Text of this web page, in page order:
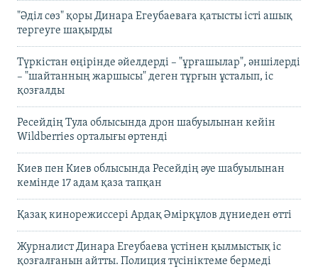
"Әділ сөз" қоры Динара Егеубаеваға қатысты істі ашық
тергеуге шақырды
Түркістан өңірінде әйелдерді – "ұрғашылар", әншілерді
– "шайтанның жаршысы" деген тұрғын ұсталып, іс
қозғалды
Ресейдің Тула облысында дрон шабуылынан кейін
Wildberries орталығы өртенді
Киев пен Киев облысында Ресейдің әуе шабуылынан
кемінде 17 адам қаза тапқан
Қазақ кинорежиссері Ардақ Әмірқұлов дүниеден өтті
Журналист Динара Егеубаева үстінен қылмыстық іс
қозғалғанын айтты. Полиция түсініктеме бермеді